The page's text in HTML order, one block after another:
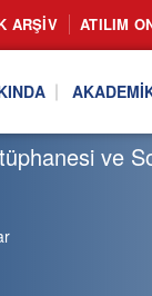
ARŞIV ATILIM
ve